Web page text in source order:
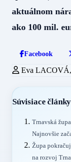
aktuálnom
ako 100 mil.
Facebook
Eva
Súvisiace články
Trnavská
Najnovšie
Župa
na rozvoj